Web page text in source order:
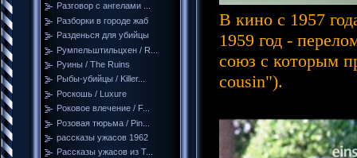
Разговор с ангелами ...
Разборки в городе жаб
Разденься для убийцы
Румпельштильцхен / R...
Руины / The Ruins
Рыбы-убийцы / Killer...
Роскошь / Luxure
Роковое влечение / F...
Розовая тюрьма / Pin...
рассказы ужасов 1962
Рассказы ужасов из Т...
В кино с 1957
1959 год -
союз с которым
cousin").